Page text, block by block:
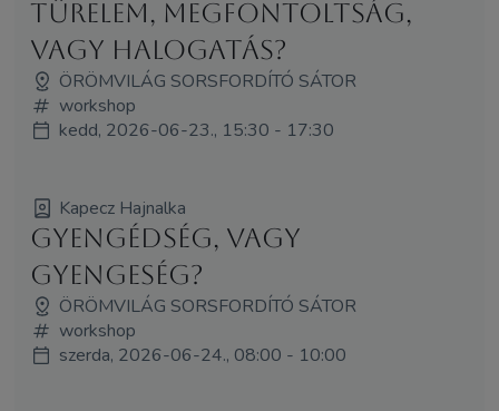
Türelem, megfontoltság,
vagy halogatás?
ÖRÖMVILÁG SORSFORDÍTÓ SÁTOR
workshop
kedd, 2026-06-23., 15:30 - 17:30
Kapecz Hajnalka
Gyengédség, vagy
gyengeség?
ÖRÖMVILÁG SORSFORDÍTÓ SÁTOR
workshop
szerda, 2026-06-24., 08:00 - 10:00